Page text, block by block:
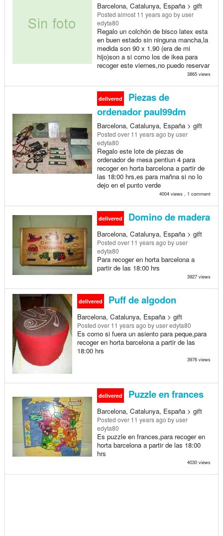
Barcelona, Catalunya, España > gift
Posted almost 11 years ago by user
edyta80
Regalo un colchón de bisco latex esta
en buen estado sin ninguna mancha,la
medida son 90 x 1.90 (era de mi
hijo)son a si como los de ikea para
recoger este viernes,no puedo reservar
3865 views
delivered
Piezas de
ordenador paul99dm
Barcelona, Catalunya, España > gift
Posted over 11 years ago by user
edyta80
Regalo este lote de piezas de
ordenador de mesa pentiun 4 para
recoger en horta barcelona a partir de
las 18:00 hrs,es para mañna si no lo
dejo en el punto verde
4004 views , 1 comment
delivered Domino de madera
Barcelona, Catalunya, España > gift
Posted over 11 years ago by user
edyta80
Para recoger en horta barcelona a
partir de las 18:00 hrs
3927 views
delivered Puff de algodon
Barcelona, Catalunya, España > gift
Posted over 11 years ago by user edyta80
Es como si fuera un asiento para peque,para
recoger en horta barcelona a partir de las
18:00 hrs
3976 views
delivered Puzzle en frances
Barcelona, Catalunya, España > gift
Posted over 11 years ago by user
edyta80
Es puzzle en frances,para recoger en
horta barcelona a partir de las 18:00
hrs
4030 views